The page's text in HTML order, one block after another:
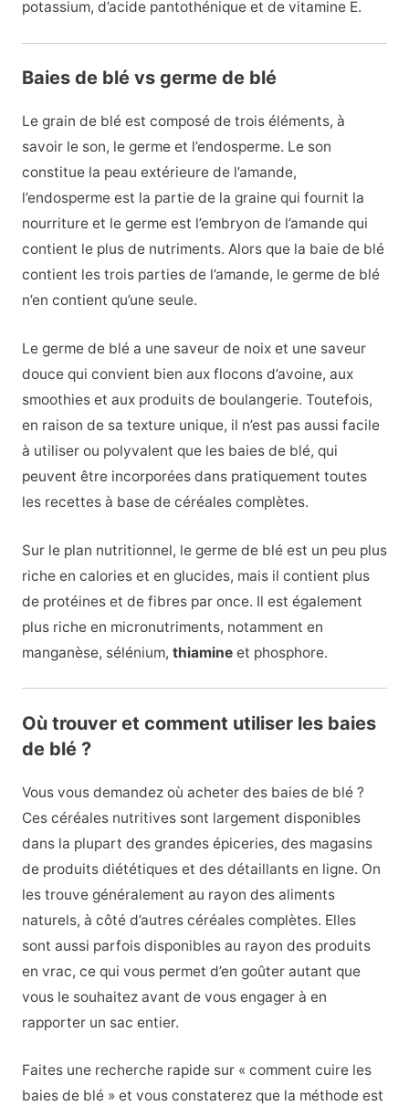
potassium, d’acide pantothénique et de vitamine E.
Baies de blé vs germe de blé
Le grain de blé est composé de trois éléments, à
savoir le son, le germe et l’endosperme. Le son
constitue la peau extérieure de l’amande,
l’endosperme est la partie de la graine qui fournit la
nourriture et le germe est l’embryon de l’amande qui
contient le plus de nutriments. Alors que la baie de blé
contient les trois parties de l’amande, le germe de blé
n’en contient qu’une seule.
Le germe de blé a une saveur de noix et une saveur
douce qui convient bien aux flocons d’avoine, aux
smoothies et aux produits de boulangerie. Toutefois,
en raison de sa texture unique, il n’est pas aussi facile
à utiliser ou polyvalent que les baies de blé, qui
peuvent être incorporées dans pratiquement toutes
les recettes à base de céréales complètes.
Sur le plan nutritionnel, le germe de blé est un peu plus
riche en calories et en glucides, mais il contient plus
de protéines et de fibres par once. Il est également
plus riche en micronutriments, notamment en
manganèse, sélénium, thiamineet phosphore.
Où trouver et comment utiliser les baies
de blé ?
Vous vous demandez où acheter des baies de blé ?
Ces céréales nutritives sont largement disponibles
dans la plupart des grandes épiceries, des magasins
de produits diététiques et des détaillants en ligne. On
les trouve généralement au rayon des aliments
naturels, à côté d’autres céréales complètes. Elles
sont aussi parfois disponibles au rayon des produits
en vrac, ce qui vous permet d’en goûter autant que
vous le souhaitez avant de vous engager à en
rapporter un sac entier.
Faites une recherche rapide sur « comment cuire les
baies de blé » et vous constaterez que la méthode est